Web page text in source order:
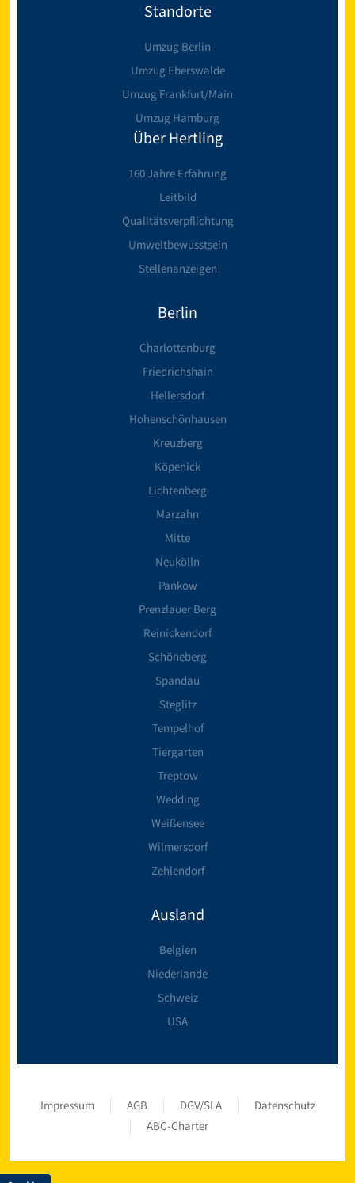
Standorte
Umzug Berlin
Umzug Eberswalde
Umzug Frankfurt/Main
Umzug Hamburg
Über Hertling
160 Jahre Erfahrung
Leitbild
Qualitätsverpflichtung
Umweltbewusstsein
Stellenanzeigen
Berlin
Charlottenburg
Friedrichshain
Hellersdorf
Hohenschönhausen
Kreuzberg
Köpenick
Lichtenberg
Marzahn
Mitte
Neukölln
Pankow
Prenzlauer Berg
Reinickendorf
Schöneberg
Spandau
Steglitz
Tempelhof
Tiergarten
Treptow
Wedding
Weißensee
Wilmersdorf
Zehlendorf
Ausland
Belgien
Niederlande
Schweiz
USA
Impressum AGB DGV/SLA
Datenschutz
ABC-Charter